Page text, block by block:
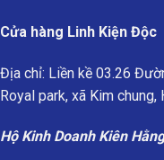
Cửa hàng Linh Kiện Độc
Địa chỉ: Liền kề 03.26
Royal park, xã Kim
Hộ Kinh Doanh Kiên